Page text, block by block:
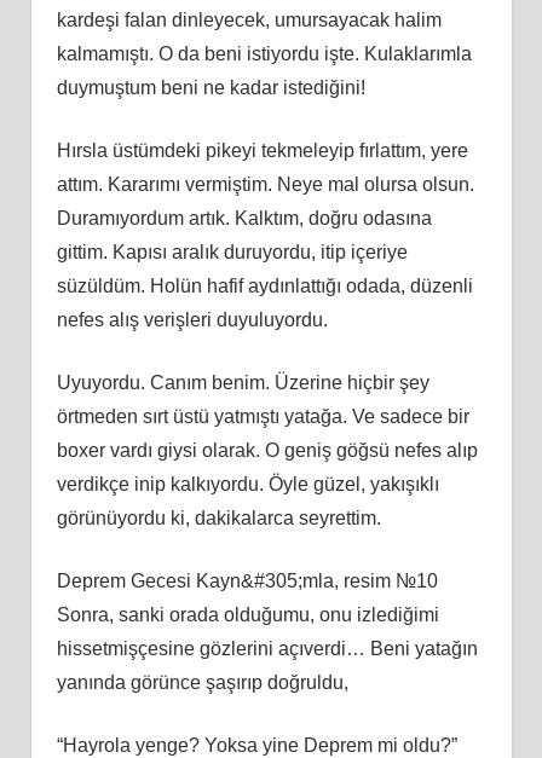
kardeşi falan dinleyecek, umursayacak halim
kalmamıştı. O da beni istiyordu işte. Kulaklarımla
duymuştum beni ne kadar istediğini!
Hırsla üstümdeki pikeyi tekmeleyip fırlattım, yere
attım. Kararımı vermiştim. Neye mal olursa olsun.
Duramıyordum artık. Kalktım, doğru odasına
gittim. Kapısı aralık duruyordu, itip içeriye
süzüldüm. Holün hafif aydınlattığı odada, düzenli
nefes alış verişleri duyuluyordu.
Uyuyordu. Canım benim. Üzerine hiçbir şey
örtmeden sırt üstü yatmıştı yatağa. Ve sadece bir
boxer vardı giysi olarak. O geniş göğsü nefes alıp
verdikçe inip kalkıyordu. Öyle güzel, yakışıklı
görünüyordu ki, dakikalarca seyrettim.
Deprem Gecesi Kayn&#305;mla, resim №10
Sonra, sanki orada olduğumu, onu izlediğimi
hissetmişçesine gözlerini açıverdi… Beni yatağın
yanında görünce şaşırıp doğruldu,
“Hayrola yenge? Yoksa yine Deprem mi oldu?”